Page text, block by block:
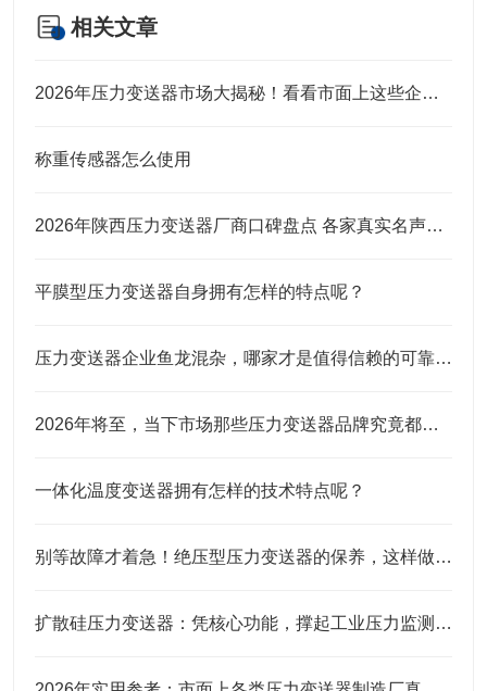
相关文章
2026年压力变送器市场大揭秘！看看市面上这些企业口碑究竟咋样？
称重传感器怎么使用
2026年陕西压力变送器厂商口碑盘点 各家真实名声实力全解析
平膜型压力变送器自身拥有怎样的特点呢？
压力变送器企业鱼龙混杂，哪家才是值得信赖的可靠之选？
2026年将至，当下市场那些压力变送器品牌究竟都有谁？
一体化温度变送器拥有怎样的技术特点呢？
别等故障才着急！绝压型压力变送器的保养，这样做才靠谱
扩散硅压力变送器：凭核心功能，撑起工业压力监测的“硬底气”